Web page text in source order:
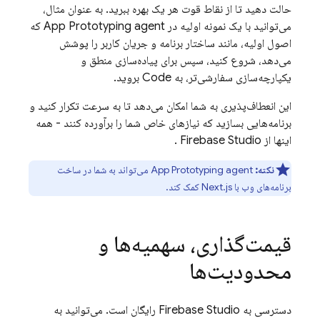
حالت دهید تا از نقاط قوت هر یک بهره ببرید. به عنوان مثال،
می‌توانید با یک نمونه اولیه در App Prototyping agent که
اصول اولیه، مانند ساختار برنامه و جریان کاربر را پوشش
می‌دهد، شروع کنید، سپس برای پیاده‌سازی منطق و
یکپارچه‌سازی سفارشی‌تر، به Code بروید.
این انعطاف‌پذیری به شما امکان می‌دهد تا به سرعت تکرار کنید و
برنامه‌هایی بسازید که نیازهای خاص شما را برآورده کنند - همه
اینها از Firebase Studio
.
نکته: App Prototyping agent می‌تواند به شما در ساخت
برنامه‌های وب با Next.js کمک کند.
قیمت‌گذاری، سهمیه‌ها و
محدودیت‌ها
دسترسی به Firebase Studio رایگان است. می‌توانید به